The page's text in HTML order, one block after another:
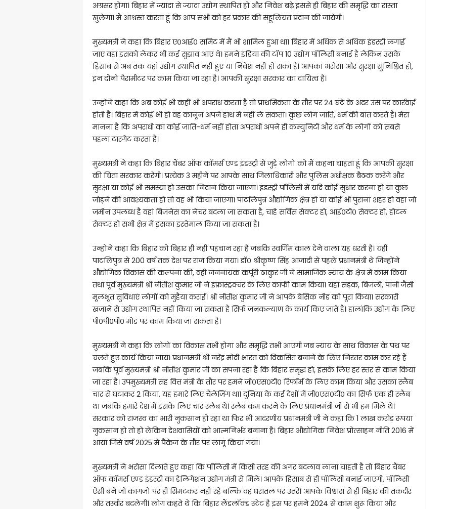
अग्रसर होगा। बिहार में ज्यादा से ज्यादा उद्योग स्थापित हो और निवेश बढ़े इससे ही बिहार की समृद्धि का रास्ता
खुलेगा। मैं आश्वस्त करता हूं कि आप सभी को हर प्रकार की सहूलियत प्रदान की जायेगी।
मुख्यमंत्री ने कहा कि बिहार ए०आई० समिट में मैं भी शामिल हुआ था। बिहार में अधिक से अधिक इंडस्ट्री लगाई
जाए वहां इसको लेकर भी कई सुझाव आए थे। हमने इंडिया की टॉप 10 उद्योग पॉलिसी बनाई है लेकिन उसके
हिसाब से अब तक यहां उद्योग स्थापित नहीं हुए या निवेश नहीं हो सका है। आपका भरोसा और सुरक्षा सुनिश्चित हो,
इन दोनों पैरामीटर पर काम किया जा रहा है। आपकी सुरक्षा सरकार का दायित्व है।
उन्होंने कहा कि अब कोई भी कहीं भी अपराध करता है तो प्राथमिकता के तौर पर 24 घंटे के अंदर उस पर कार्रवाई
होती है। बिहार में कोई भी हो वह कानून अपने हाथ में नहीं ले सकता। कुछ लोग जाति, धर्म की बात करते हैं। मेरा
मानना है कि अपराधी का कोई जाति-धर्म नहीं होता अपराधी अपने ही कम्युनिटी और धर्म के लोगों को सबसे
पहला टारगेट करता है।
मुख्यमंत्री ने कहा कि बिहार चैंबर ऑफ कॉमर्स एण्ड इंडस्ट्री से जुड़े लोगों को मैं कहना चाहता हूं कि आपकी सुरक्षा
की चिंता सरकार करेगी। प्रत्येक 3 महीने पर आपके साथ जिलाधिकारी और पुलिस अधीक्षक बैठक करेंगे और
सुरक्षा या कोई भी समस्या हो उसका निदान किया जाएगा। इंडस्ट्री पॉलिसी में यदि कोई सुधार करना हो या कुछ
जोड़ने की आवश्यकता हो तो वह भी किया जाएगा। पाटलिपुत्र औद्योगिक क्षेत्र हो या कोई भी पुराना शहर हो वहां जो
जमीन उपलब्ध है वहां बिजनेस का नेचर बदला जा सकता है, चाहे सर्विस सेक्टर हो, आई०टी० सेक्टर हो, होटल
सेक्टर हो सभी क्षेत्र में इसका इस्तेमाल किया जा सकता है।
उन्होंने कहा कि बिहार को बिहार ही नहीं पहचान रहा है जबकि स्वर्णिम काल देने वाला यह धरती है। यही
पाटलिपुत्र से 200 वर्ष तक देश पर राज किया गया। डॉ० श्रीकृष्ण सिंह आजादी से पहले प्रधानमंत्री थे जिन्होंने
औद्योगिक विकास की कल्पना की, वहीं जननायक कर्पूरी ठाकुर जी ने सामाजिक न्याय के क्षेत्र में काम किया
तथा पूर्व मुख्यमंत्री श्री नीतीश कुमार जी ने इंफ्रास्ट्रक्चर के लिए काफी काम किया। यहां सड़क, बिजली, पानी जैसी
मूलभूत सुविधाएं लोगों को मुहैया कराई। श्री नीतीश कुमार जी ने आपके बेसिक नीड को पूरा किया। सरकारी
खजाने से उद्योग स्थापित नहीं किया जा सकता है सिर्फ जनकल्याण के कार्य किए जाते हैं। हालांकि उद्योग के लिए
पी०पी०पी० मोड पर काम किया जा सकता है।
मुख्यमंत्री ने कहा कि लोगों का विकास तभी होगा और समृद्धि तभी आएगी जब न्याय के साथ विकास के पथ पर
चलते हुए कार्य किया जाय। प्रधानमंत्री श्री नरेंद्र मोदी भारत को विकसित बनाने के लिए निरंतर काम कर रहे हैं
जबकि पूर्व मुख्यमंत्री श्री नीतीश कुमार जी का सपना रहा है कि बिहार समृद्ध हो, इसके लिए हर स्तर से काम किया
जा रहा है। उपमुख्यमंत्री सह वित्त मंत्री के तौर पर हमने जी०एस०टी० रिफॉर्म के लिए काम किया और उसका स्लैब
चार से घटाकर 2 किया, यह हमारे लिए चैलेंजिंग था। दुनिया के कई देशों में जी०एस०टी० का सिर्फ एक ही स्लैब
था जबकि हमारे देश में इसके लिए चार स्लैब थे। स्लैब कम करने के लिए प्रधानमंत्री जी से भी हम मिले थे।
सरकार को राजस्व का भारी नुकसान हो रहा था फिर भी आदरणीय प्रधानमंत्री जी ने कहा कि 1 लाख करोड़ रूपया
नुकसान हो तो हो लेकिन देशवासियों को आत्मनिर्भर बनाना है। बिहार औद्योगिक निवेश प्रोत्साहन नीति 2016 में
आया जिसे वर्ष 2025 में पैकेज के तौर पर लागू किया गया।
मुख्यमंत्री ने भरोसा दिलाते हुए कहा कि पॉलिसी में किसी तरह की अगर बदलाव लाना चाहती है तो बिहार चैंबर
ऑफ कॉमर्स एण्ड इंडस्ट्री का डेलिगेशन उद्योग मंत्री से मिले। आपके हिसाब से ही पॉलिसी बनाई जाएगी, पॉलिसी
ऐसी बने जो कागजों पर ही सिमटकर नहीं रहे बल्कि वह धरातल पर उतरे। आपके विश्वास से ही बिहार की तकदीर
और तस्वीर बदलेगी। लोग कहते थे कि बिहार लैंडलॉक्ड स्टेट है इस पर हमने 2024 से काम शुरू किया और